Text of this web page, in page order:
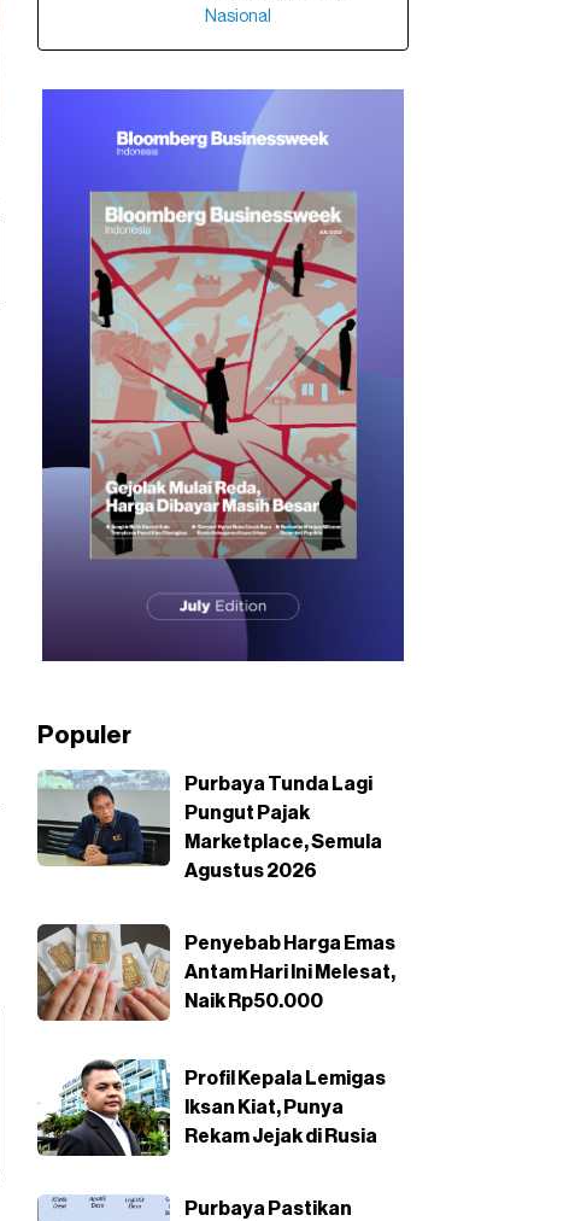
Nasional
Populer
Purbaya Tunda Lagi
Pungut Pajak
Marketplace, Semula
Agustus 2026
Penyebab Harga Emas
Antam Hari Ini Melesat,
Naik Rp50.000
Profil Kepala Lemigas
Iksan Kiat, Punya
Rekam Jejak di Rusia
Purbaya Pastikan